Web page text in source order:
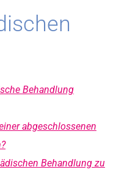
Behandlung
abgeschlossenen
Behandlung zu